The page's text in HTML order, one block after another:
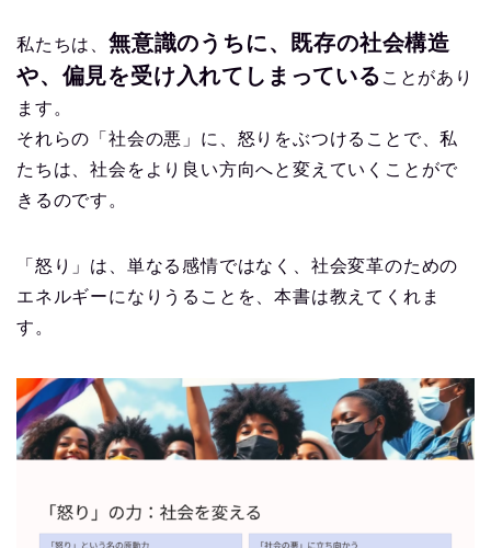
私たちは、 無意識のうちに、既存の社会構造
や、偏見を受け入れてしまっている ことがあり
ます。
それらの「社会の悪」に、怒りをぶつけることで、私
たちは、社会をより良い方向へと変えていくことがで
きるのです。
「怒り」は、単なる感情ではなく、社会変革のための
エネルギーになりうることを、本書は教えてくれま
す。